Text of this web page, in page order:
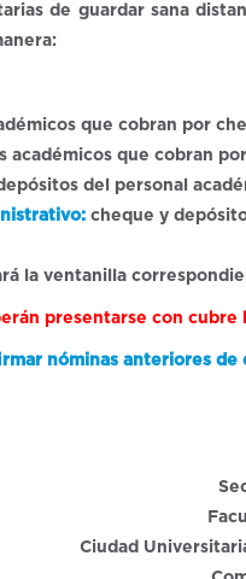
de guardar sana
que cobran por
académicos que cobran
del personal
cheque y
la ventanilla
presentarse con
nóminas anteriores de
Ciudad